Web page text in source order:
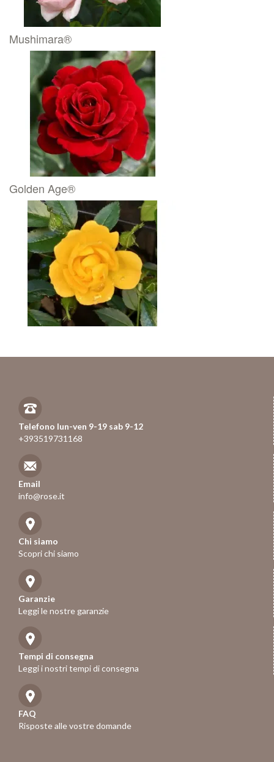
Mushimara®
Golden Age®
Telefono lun-ven 9-19 sab 9-12
+393519731168
Email
info@rose.it
Chi siamo
Scopri chi siamo
Garanzie
Leggi le nostre garanzie
Tempi di consegna
Leggi i nostri tempi di consegna
FAQ
Risposte alle vostre domande